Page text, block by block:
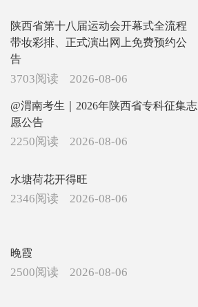
陕西省第十八届运动会开幕式全流程
带妆彩排、正式演出网上免费预约公
告
3703阅读 2026-08-06
@渭南考生｜2026年陕西省专科征集志
愿公告
2250阅读 2026-08-06
水塘荷花开得旺
2346阅读 2026-08-06
晚霞
2500阅读 2026-08-06